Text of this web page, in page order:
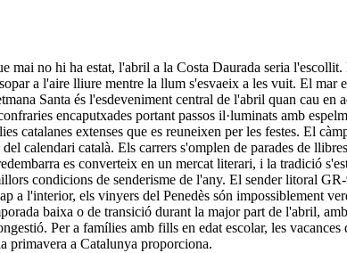
mai no hi ha estat, l'abril a la Costa Daurada seria
a l'aire lliure mentre la llum s'esvaeix a les vuit. El mar
Santa és l'esdeveniment central de l'abril quan cau
encaputxades portant passos il·luminats amb
catalanes extenses que es reuneixen per les festes. El
calendari català. Els carrers s'omplen de parades de
es converteix en un mercat literari, i la tradició
condicions de senderisme de l'any. El sender litoral
a l'interior, els vinyers del Penedès són impossiblement
baixa o de transició durant la major part de l'abril,
Per a famílies amb fills en edat escolar, les
primavera a Catalunya proporciona.